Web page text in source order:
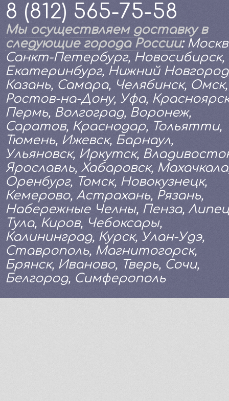
8 (812) 565-75-58
Мы осуществляем доставку в
следующие города России:
Санкт-Петербург, Новосибирск,
Екатеринбург, Нижний
Казань, Самара, Челябинск, Омск,
Ростов-на-Дону, Уфа,
Пермь, Волгоград, Воронеж,
Саратов, Краснодар, Тольятти,
Тюмень, Ижевск, Барнаул,
Ульяновск, Иркутск,
Ярославль, Хабаровск,
Оренбург, Томск, Новокузнецк,
Кемерово, Астрахань, Рязань,
Набережные Челны, Пенза,
Тула, Киров, Чебоксары,
Калининград, Курск, Улан-Удэ,
Ставрополь, Магнитогорск,
Брянск, Иваново, Тверь, Сочи,
Белгород, Симферополь